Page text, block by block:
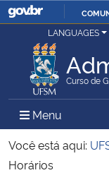
Ministério da Justiça e
Ministério da Defesa
Ministério das Relações
LANGUAGES
Curso de
Menu Menu
Você está aqui:
Horários